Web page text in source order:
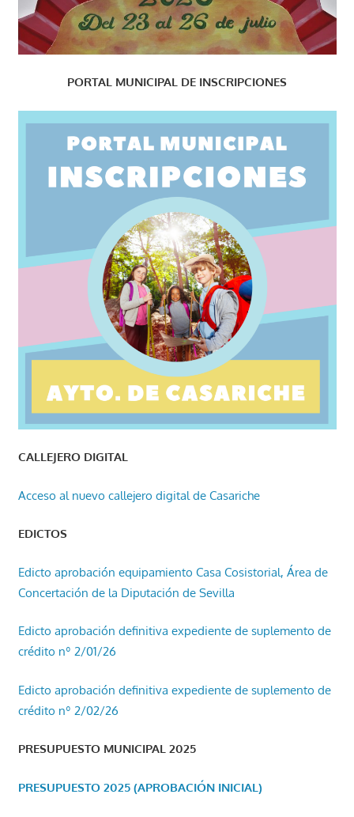
PORTAL MUNICIPAL DE INSCRIPCIONES
CALLEJERO DIGITAL
Acceso al nuevo callejero digital de Casariche
EDICTOS
Edicto aprobación equipamiento Casa Cosistorial, Área de
Concertación de la Diputación de Sevilla
Edicto aprobación definitiva expediente de suplemento de
crédito nº 2/01/26
Edicto aprobación definitiva expediente de suplemento de
crédito nº 2/02/26
PRESUPUESTO MUNICIPAL 2025
PRESUPUESTO 2025 (APROBACIÓN INICIAL)